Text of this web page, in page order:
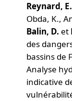
Reynard, E.
Obda, K.,
Balin, D. et
des
bassins de
Analyse
indicative